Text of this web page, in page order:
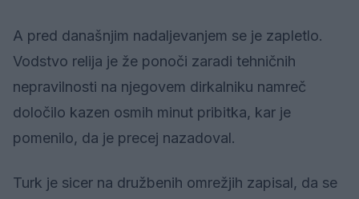
A pred današnjim nadaljevanjem se je zapletlo.
Vodstvo relija je že ponoči zaradi tehničnih
nepravilnosti na njegovem dirkalniku namreč
določilo kazen osmih minut pribitka, kar je
pomenilo, da je precej nazadoval.
Turk je sicer na družbenih omrežjih zapisal, da se